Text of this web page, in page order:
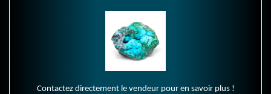
Contactez directement le vendeur pour en savoir plus !